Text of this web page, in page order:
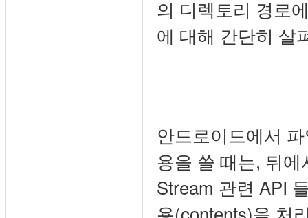
의 디렉토리 경로
에 대해 간단히 살
안드로이드에서
용을 쓸 때는, 뒤
Stream 관련 API
용(contents)을 처